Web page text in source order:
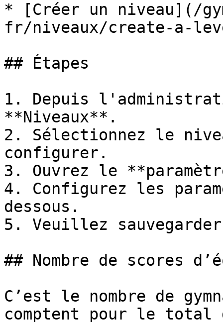
* [Créer un niveau](/
fr/niveaux/create-a-
## Étapes
1. Depuis
**Niveaux**.
2. Sélectionnez le
configurer.
3. Ouvrez le
4. Configurez les
dessous.
5. Veuillez
## Nombre de scores
C’est le nombre de
comptent pour le total